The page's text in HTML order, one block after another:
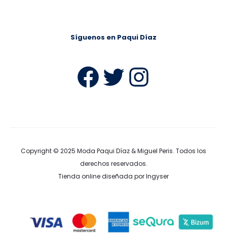
Síguenos en Paqui Díaz
Facebook
Twitter
Copyright © 2025 Moda Paqui Díaz & Miguel Peris. Todos los
derechos reservados.
Tienda online diseñada por Ingyser